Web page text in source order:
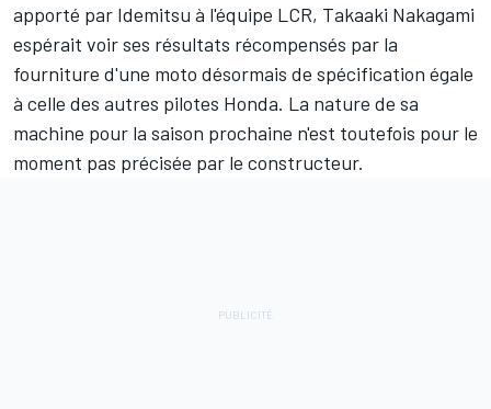
apporté par Idemitsu à l'équipe LCR, Takaaki Nakagami
espérait voir ses résultats récompensés par la
fourniture d'une moto désormais de spécification égale
à celle des autres pilotes Honda. La nature de sa
machine pour la saison prochaine n'est toutefois pour le
moment pas précisée par le constructeur.